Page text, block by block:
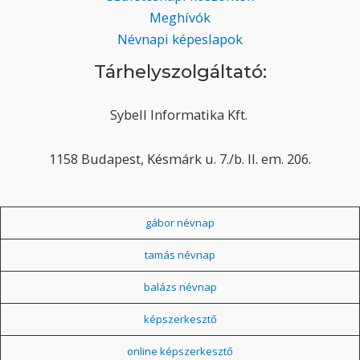
Meghívók
Névnapi képeslapok
Tárhelyszolgáltató:
Sybell Informatika Kft.
1158 Budapest, Késmárk u. 7./b. II. em. 206.
gábor névnap
tamás névnap
balázs névnap
képszerkesztő
online képszerkesztő